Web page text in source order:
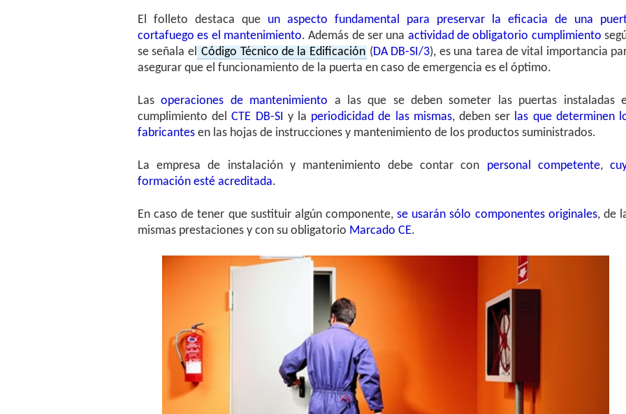
El folleto destaca que un aspecto fundamental para preservar la eficacia de una
cortafuego es el mantenimiento. Además de ser una actividad de obligatorio cumplimiento
se señala el Código Técnico de la Edificación (DA DB-SI/3), es una tarea de vital importancia
asegurar que el funcionamiento de la puerta en caso de emergencia es el óptimo.
Lasoperaciones de mantenimiento a las que se deben someter las puertas instaladas
cumplimiento delCTE DB-SI y la periodicidad de las mismas, deben ser las que determinen
fabricantes en las hojas de instrucciones y mantenimiento de los productos suministrados.
La empresa de instalación y mantenimiento debe contar con personal competente,
formación esté acreditada.
En caso de tener que sustituir algún componente, se usarán sólo componentes originales, de
mismas prestaciones y con su obligatorio Marcado CE.